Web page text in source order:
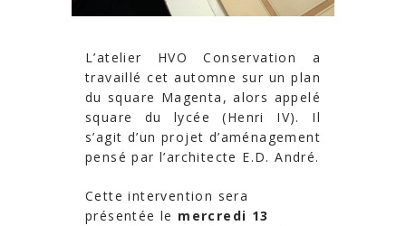
L’atelier HVO Conservation a
travaillé cet automne sur un plan
du square Magenta, alors appelé
square du lycée (Henri IV). Il
s’agit d’un projet d’aménagement
pensé par l’architecte E.D. André.
Cette intervention sera
présentée le mercredi 13